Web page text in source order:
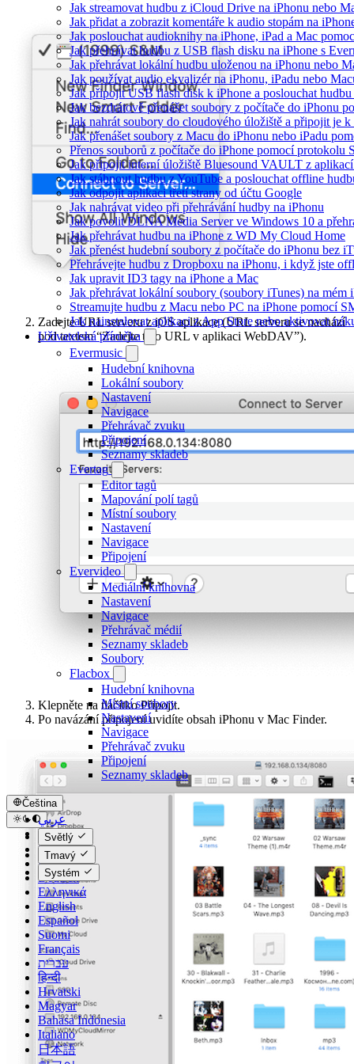
Jak streamovat hudbu z iCloud Drive na iPhonu nebo
Jak přidat a zobrazit komentáře k audio stopám na
Jak poslouchat audioknihy na iPhone, iPad a Mac
Jak přehrávat hudbu z USB flash disku na iPhone s
Jak přehrávat lokální hudbu uloženou na iPhonu nebo
Jak používat audio ekvalizér na iPhonu, iPadu nebo
Jak připojit USB flash disk k iPhone a poslouchat
Jak bezdrátově přenášet soubory z počítače do iPhonu
Jak nahrát soubory do cloudového úložiště a připojit je
Jak přenášet soubory z Macu do iPhonu nebo iPadu
Přenos souborů z počítače do iPhone pomocí protokolu
Jak připojit interní úložiště Bluesound VAULT z
Jak stáhnout hudbu z YouTube a poslouchat offline
Jak odpojit aplikaci třetí strany od účtu Google
Jak nahrávat video při přehrávání hudby na iPhonu
Jak povolit DLNA Media Server ve Windows 10 a
Jak přehrávat hudbu na iPhone z WD My Cloud Home
Jak přenést hudební soubory z počítače do iPhonu bez
Přehrávejte hudbu z Dropboxu na iPhonu, i když jste
Jak upravit ID3 tagy na iPhone a Mac
Jak přehrávat lokální soubory (soubory iTunes) na mém
Streamujte hudbu z Macu nebo PC na iPhone pomocí
Jak nainstalovat aplikaci z App Store nebo aktivovat
Uživatelská příručka
Evermusic
Hudební knihovna
Lokální soubory
Nastavení
Navigace
Přehrávač zvuku
Připojení
Seznamy skladeb
Evertag
Editor tagů
Mapování polí tagů
Místní soubory
Nastavení
Navigace
Připojení
Evervideo
Mediální knihovna
Nastavení
Navigace
Přehrávač médií
Seznamy skladeb
Soubory
Flacbox
Hudební knihovna
Místní soubory
Nastavení
Navigace
Přehrávač zvuku
Připojení
Seznamy skladeb
Čeština
عربي
Català
Čeština
Dansk
Deutsch
Ελληνικά
English
Español
Suomi
Français
עברית
हिन्दी
Hrvatski
Magyar
Bahasa Indonesia
Italiano
日本語
Světlý
Tmavý
Systém
Zadejte URL serveru z iOS aplikace (URL serveru se nachází
pod textem “Zadejte tuto URL v aplikaci WebDAV”).
Klepněte na tlačítko Připojit.
Po navázání připojení uvidíte obsah iPhonu v Mac Finder.